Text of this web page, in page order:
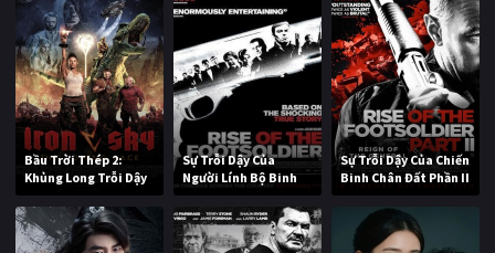
Bầu Trời Thép 2:
Khủng Long Trỗi Dậy
Sự Trỗi Dậy Của
Người Lính Bộ Binh
Sự Trỗi Dậy Của Chiến
Binh Chân Đất Phần II